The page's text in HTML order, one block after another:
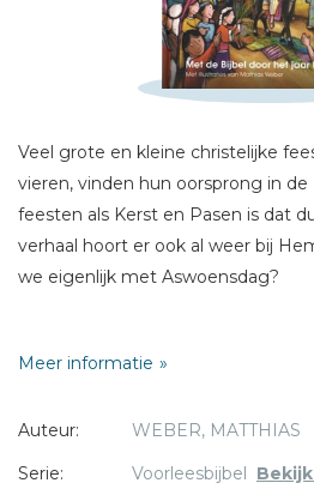
Veel grote en kleine christelijke
vieren, vinden hun oorsprong in de
feesten als Kerst en Pasen is dat
verhaal hoort er ook al weer bij
we eigenlijk met Aswoensdag?
achttien bekende en minder
klas. De weetjes bij elk verhaal
kerkelijke tradities en gebruiken.
Meer informatie
Auteur:
WEBER, MATTHIAS
Serie:
Voorleesbijbel
Schrijf hieronder je review!
Naam *
E-mail *
Bericht *
* = verplicht